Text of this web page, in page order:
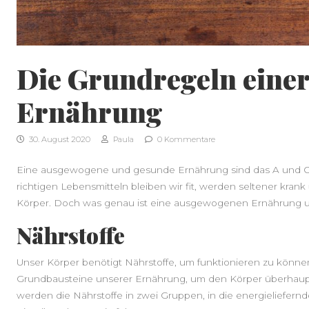
Die Grundregeln
Ernährung
30. August 2020 Paula 0 Kommentare
Eine ausgewogene und gesunde Ernährung sind das A und
richtigen Lebensmitteln bleiben wir fit, werden seltener
Körper. Doch was genau ist eine ausgewogenen Ernährung
Nährstoffe
Unser Körper benötigt Nährstoffe, um funktionieren zu
Grundbausteine unserer Ernährung, um den Körper
werden die Nährstoffe in zwei Gruppen, in die